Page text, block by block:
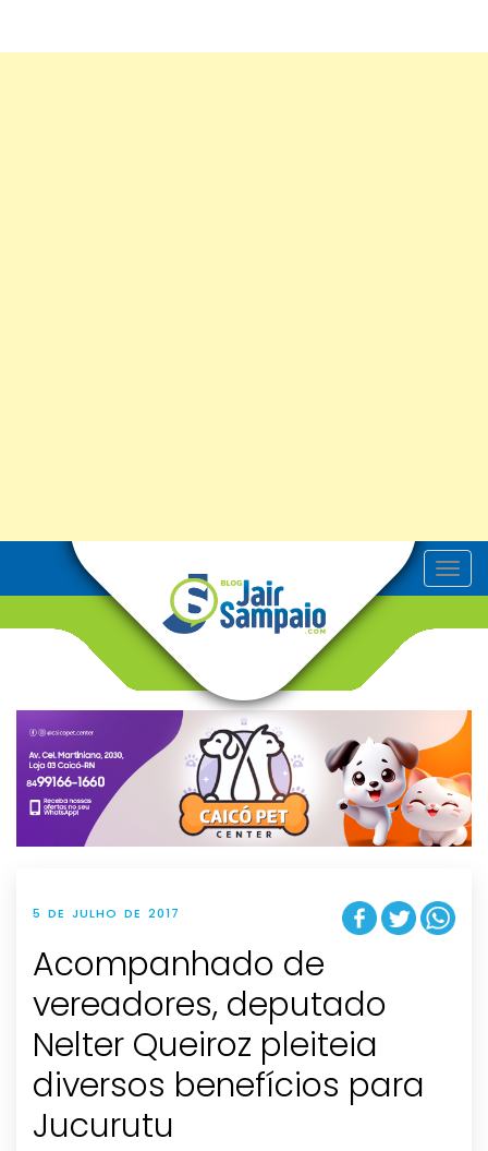
T
o
v
g
t
i
o
n
5 DE JULHO DE 2017
Acompanhado de
vereadores, deputado
Nelter Queiroz pleiteia
diversos benefícios para
Jucurutu